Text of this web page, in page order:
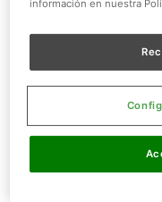
información en nuestra